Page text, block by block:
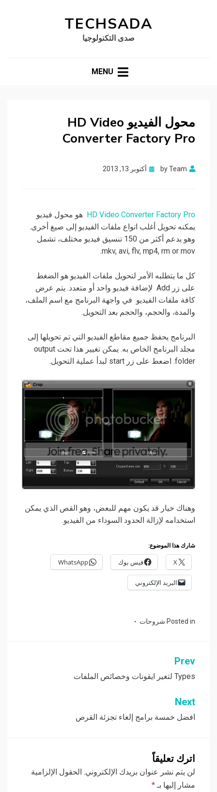
TECHSADA
صدى التكنولوجيا
MENU
محول الفيديو HD Video
Converter Factory Pro
byTeam
Posted
أكتوبر 13, 2013
HD Video Converter Factory Pro هو محول فيديو
يمكنه تحويل أغلب انواع ملفات الفيديو إلى صيغ أخرى.
وهو يدعم أكثر من 150 تنسيق فيديو مختلف، تشمل
mkv, avi, flv, mp4, rm or mov.
كل ما يتطلبه الأمر لتحويل ملفات الفيديو هو الضغط
على زر Add لإضافة فيديو واحد أو متعدد. يتم عرض
كافة ملفات الفيديو في واجهة البرنامج مع اسم الملف،
والمدة، والحجم، والحجم بعد التحويل.
البرنامج يحفظ جميع مقاطع الفيديو التي تم تحويلها إلى
مجلد البرنامج الخاص به. يمكن تغيير هذا تحت output
folder. اضعط على زر start لبدأ عملية التحويل.
وهناك خيار قد يكون مهم للبعض، وهو القص الذي يمكن
استخدامه لإزالة الحدود السوداء من الفيديو.
شارك هذا الموضوع:
X فيس بوك WhatsApp
البريد الإلكتروني
Posted in شروحات
تصفّح
المقالات
Prev
Types لتغير ايقونات وخصائص الملفات
Next
افضل خمسة برامج إلغاء تجزئة القرص
اترك تعليقاً
لن يتم نشر عنوان بريدك الإلكتروني. الحقول الإلزامية
مشار إليها بـ *